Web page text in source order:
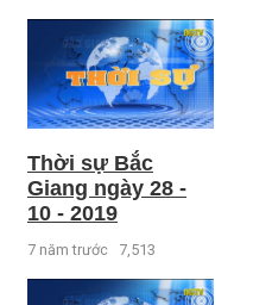
Thời sự Bắc
Giang ngày 28 -
10 - 2019
7 năm trước 7,513